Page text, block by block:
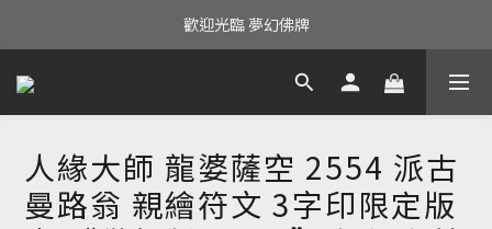
歡迎光臨 夢幻佛牌
人緣大師 龍婆薩空 2554 派古
曼路翁 親繪符文 3字印限定版